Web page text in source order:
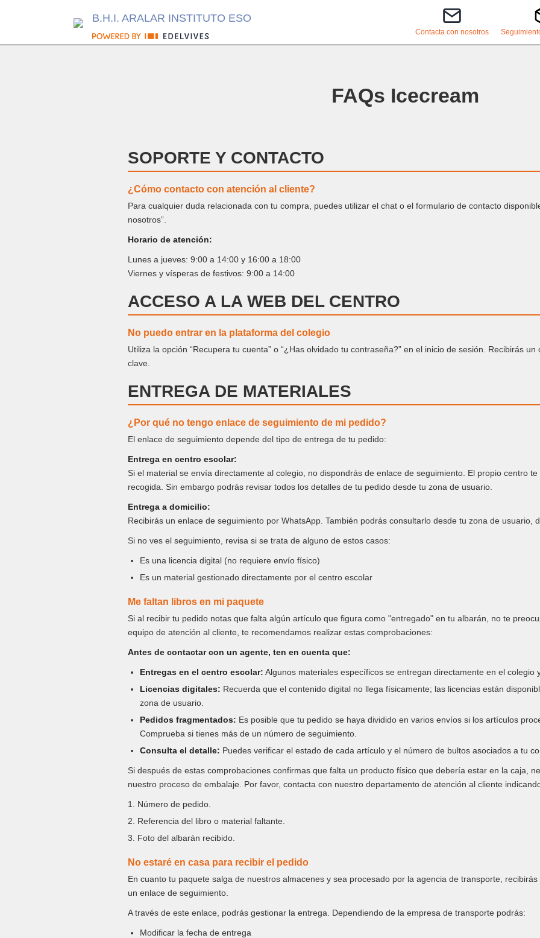
B.H.I. ARALAR INSTITUTO ESO
Contacta con nosotros
FAQs Icecream
SOPORTE Y CONTACTO
¿Cómo contacto con atención al cliente?
Para cualquier duda relacionada con tu compra, puedes utilizar el chat o el formulario de contacto
nosotros”.
Horario de atención:
Lunes a jueves: 9:00 a 14:00 y 16:00 a 18:00
Viernes y vísperas de festivos: 9:00 a 14:00
ACCESO A LA WEB DEL CENTRO
No puedo entrar en la plataforma del colegio
Utiliza la opción “Recupera tu cuenta” o “¿Has olvidado tu contraseña?” en el inicio de sesión. Recibirás
clave.
ENTREGA DE MATERIALES
¿Por qué no tengo enlace de seguimiento de mi pedido?
El enlace de seguimiento depende del tipo de entrega de tu pedido:
Entrega en centro escolar:
Si el material se envía directamente al colegio, no dispondrás de enlace de seguimiento. El propio centro
recogida. Sin embargo podrás revisar todos los detalles de tu pedido desde tu zona de usuario.
Entrega a domicilio:
Recibirás un enlace de seguimiento por WhatsApp. También podrás consultarlo desde tu zona de usuario,
Si no ves el seguimiento, revisa si se trata de alguno de estos casos:
Es una licencia digital (no requiere envío físico)
Es un material gestionado directamente por el centro escolar
Me faltan libros en mi paquete
Si al recibir tu pedido notas que falta algún artículo que figura como "entregado" en tu albarán, no te
equipo de atención al cliente, te recomendamos realizar estas comprobaciones:
Antes de contactar con un agente, ten en cuenta que:
Entregas en el centro escolar: Algunos materiales específicos se entregan directamente en el colegio
Licencias digitales: Recuerda que el contenido digital no llega físicamente; las licencias están
zona de usuario.
Pedidos fragmentados: Es posible que tu pedido se haya dividido en varios envíos si los artículos
Comprueba si tienes más de un número de seguimiento.
Consulta el detalle: Puedes verificar el estado de cada artículo y el número de bultos asociados a tu
Si después de estas comprobaciones confirmas que falta un producto físico que debería estar en la caja,
nuestro proceso de embalaje. Por favor, contacta con nuestro departamento de atención al cliente
1. Número de pedido.
2. Referencia del libro o material faltante.
3. Foto del albarán recibido.
No estaré en casa para recibir el pedido
En cuanto tu paquete salga de nuestros almacenes y sea procesado por la agencia de transporte,
un enlace de seguimiento.
A través de este enlace, podrás gestionar la entrega. Dependiendo de la empresa de transporte podrás:
Modificar la fecha de entrega